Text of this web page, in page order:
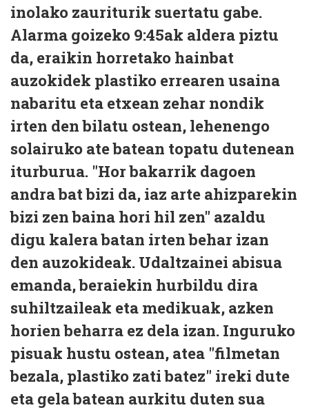
inolako zauriturik suertatu gabe.
Alarma goizeko 9:45ak aldera piztu
da, eraikin horretako hainbat
auzokidek plastiko errearen usaina
nabaritu eta etxean zehar nondik
irten den bilatu ostean, lehenengo
solairuko ate batean topatu dutenean
iturburua. "Hor bakarrik dagoen
andra bat bizi da, iaz arte ahizparekin
bizi zen baina hori hil zen" azaldu
digu kalera batan irten behar izan
den auzokideak. Udaltzainei abisua
emanda, beraiekin hurbildu dira
suhiltzaileak eta medikuak, azken
horien beharra ez dela izan. Inguruko
pisuak hustu ostean, atea "filmetan
bezala, plastiko zati batez" ireki dute
eta gela batean aurkitu duten sua